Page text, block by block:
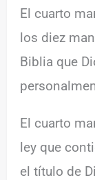
El cuarto
los diez
Biblia que
El cuarto
ley que
el título de